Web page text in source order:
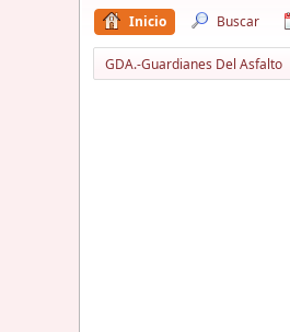
Inicio Buscar
GDA.-Guardianes Del Asfalto